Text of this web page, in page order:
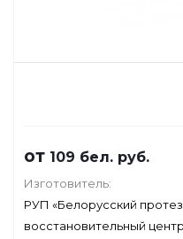
от 109 бел. руб.
Изготовитель:
РУП «Белорусский
восстановительный